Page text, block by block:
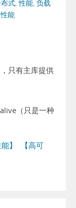
式,性能, 负载
能
只有主库提供
（只是一种
】
【高可